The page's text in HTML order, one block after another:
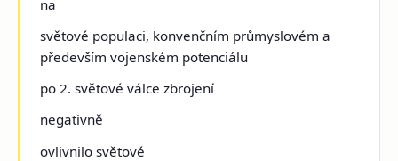
na
světové populaci, konvenčním průmyslovém a
především vojenském potenciálu
po 2. světové válce zbrojení
negativně
ovlivnilo světové